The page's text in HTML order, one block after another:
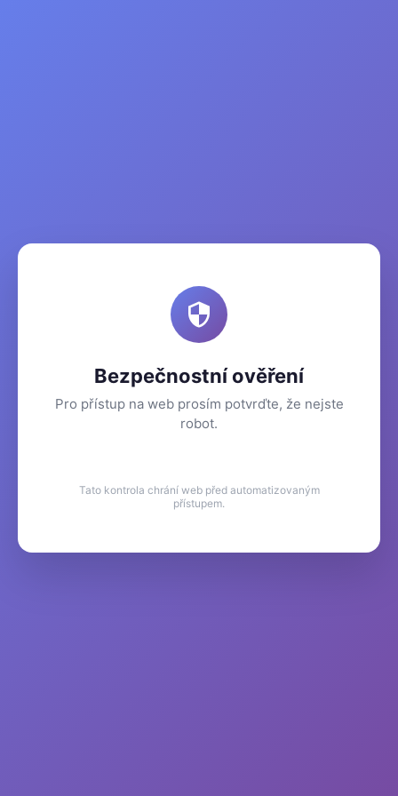
Bezpečnostní ověření
Pro přístup na web prosím potvrďte, že nejste
robot.
Tato kontrola chrání web před automatizovaným
přístupem.